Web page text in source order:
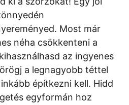
Most már
néha csökkenteni a
az ingyenes
a legnagyobb téttel
építkezni kell. Hidd
egyformán hoz